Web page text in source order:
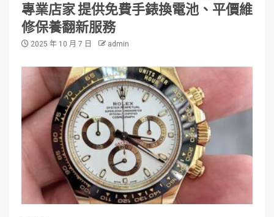
專業店家 提供免費手錶換電池、平價維
修保養翻新服務
2025 年 10 月 7 日 admin